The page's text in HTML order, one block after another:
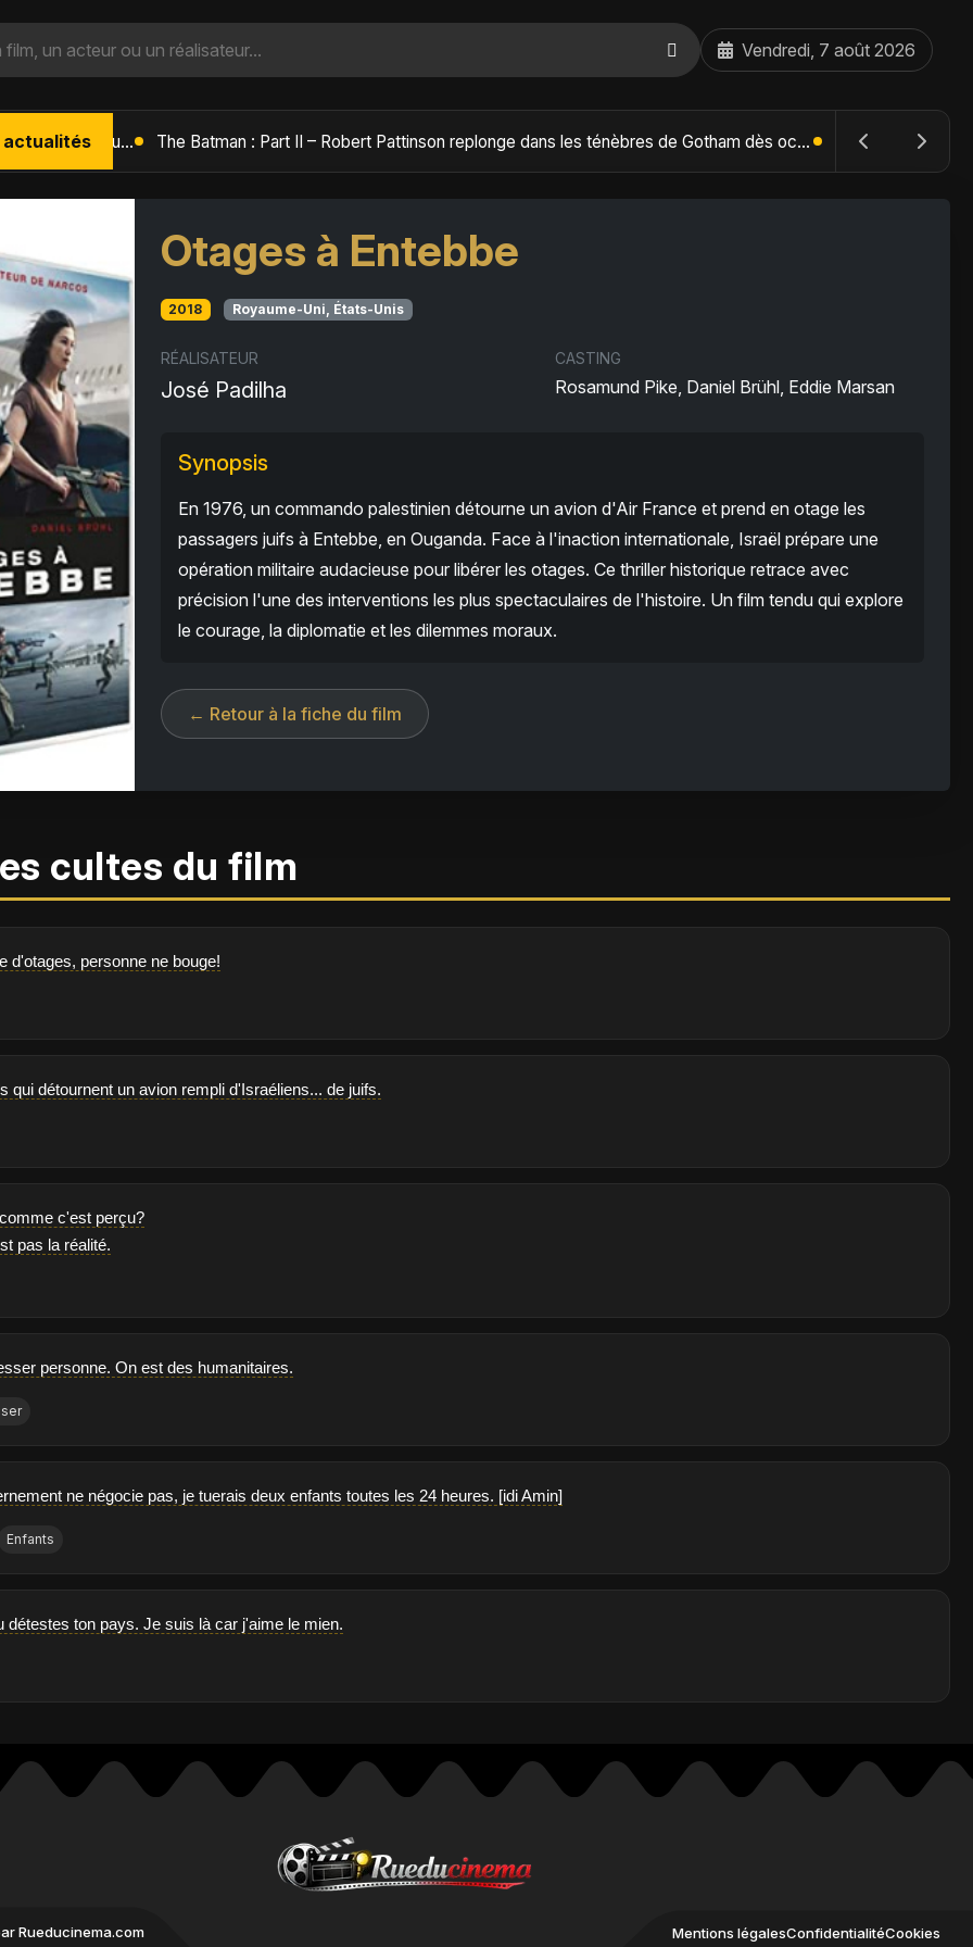
Vendredi, 7 août 2026
actualités L'Âge de Glace : Le Réveil du Volcan – Manny, Sid et Diego de retour pour une aventure explosive The Batman : Part II – Robert Pattinson replonge dans les ténèbres de Gotham dès octobre 2027
Otages à Entebbe
2018 Royaume-Uni, États-Unis
RÉALISATEUR
José Padilha
CASTING
Rosamund Pike, Daniel Brühl, Eddie Marsan
Synopsis
En 1976, un commando palestinien détourne un avion d'Air France et prend en otage les
passagers juifs à Entebbe, en Ouganda. Face à l'inaction internationale, Israël prépare une
opération militaire audacieuse pour libérer les otages. Ce thriller historique retrace avec
précision l'une des interventions les plus spectaculaires de l'histoire. Un film tendu qui explore
le courage, la diplomatie et les dilemmes moraux.
← Retour à la fiche du film
cultes du film
d'otages, personne ne bouge!
qui détournent un avion rempli d'Israéliens... de juifs.
c'est perçu?
pas la réalité.
personne. On est des humanitaires.
ne négocie pas, je tuerais deux enfants toutes les 24 heures. [idi Amin]
Enfants
détestes ton pays. Je suis là car j'aime le mien.
Rueducinema.com Mentions légalesConfidentialitéCookies